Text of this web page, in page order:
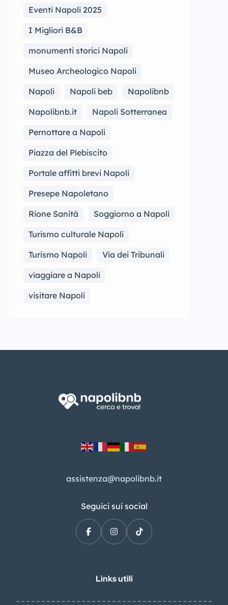
Eventi Napoli 2025
I Migliori B&B
monumenti storici Napoli
Museo Archeologico Napoli
Napoli
Napoli beb
Napolibnb
Napolibnb.it
Napoli Sotterranea
Pernottare a Napoli
Piazza del Plebiscito
Portale affitti brevi Napoli
Presepe Napoletano
Rione Sanità
Soggiorno a Napoli
Turismo culturale Napoli
Turismo Napoli
Via dei Tribunali
viaggiare a Napoli
visitare Napoli
assistenza@napolibnb.it
Seguici sui social
Links utili